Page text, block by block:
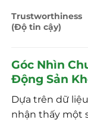
Trustworthiness
(Độ tin cậy)
Góc Nhìn
Động Sản
Dựa trên dữ
nhận thấy một